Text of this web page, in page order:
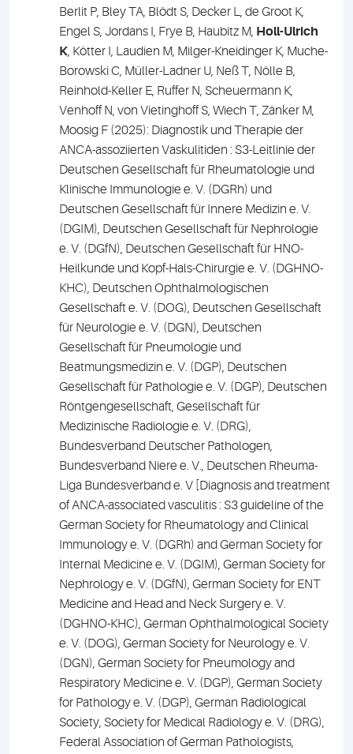
Berlit P, Bley TA, Blödt S, Decker L, de Groot K,
Engel S, Jordans I, Frye B, Haubitz M, Holl-Ulrich
K, Kötter I, Laudien M, Milger-Kneidinger K, Muche-
Borowski C, Müller-Ladner U, Neß T, Nölle B,
Reinhold-Keller E, Ruffer N, Scheuermann K,
Venhoff N, von Vietinghoff S, Wiech T, Zänker M,
Moosig F (2025): Diagnostik und Therapie der
ANCA-assoziierten Vaskulitiden : S3-Leitlinie der
Deutschen Gesellschaft für Rheumatologie und
Klinische Immunologie e. V. (DGRh) und
Deutschen Gesellschaft für Innere Medizin e. V.
(DGIM), Deutschen Gesellschaft für Nephrologie
e. V. (DGfN), Deutschen Gesellschaft für HNO-
Heilkunde und Kopf-Hals-Chirurgie e. V. (DGHNO-
KHC), Deutschen Ophthalmologischen
Gesellschaft e. V. (DOG), Deutschen Gesellschaft
für Neurologie e. V. (DGN), Deutschen
Gesellschaft für Pneumologie und
Beatmungsmedizin e. V. (DGP), Deutschen
Gesellschaft für Pathologie e. V. (DGP), Deutschen
Röntgengesellschaft, Gesellschaft für
Medizinische Radiologie e. V. (DRG),
Bundesverband Deutscher Pathologen,
Bundesverband Niere e. V., Deutschen Rheuma-
Liga Bundesverband e. V [Diagnosis and treatment
of ANCA-associated vasculitis : S3 guideline of the
German Society for Rheumatology and Clinical
Immunology e. V. (DGRh) and German Society for
Internal Medicine e. V. (DGIM), German Society for
Nephrology e. V. (DGfN), German Society for ENT
Medicine and Head and Neck Surgery e. V.
(DGHNO-KHC), German Ophthalmological Society
e. V. (DOG), German Society for Neurology e. V.
(DGN), German Society for Pneumology and
Respiratory Medicine e. V. (DGP), German Society
for Pathology e. V. (DGP), German Radiological
Society, Society for Medical Radiology e. V. (DRG),
Federal Association of German Pathologists,